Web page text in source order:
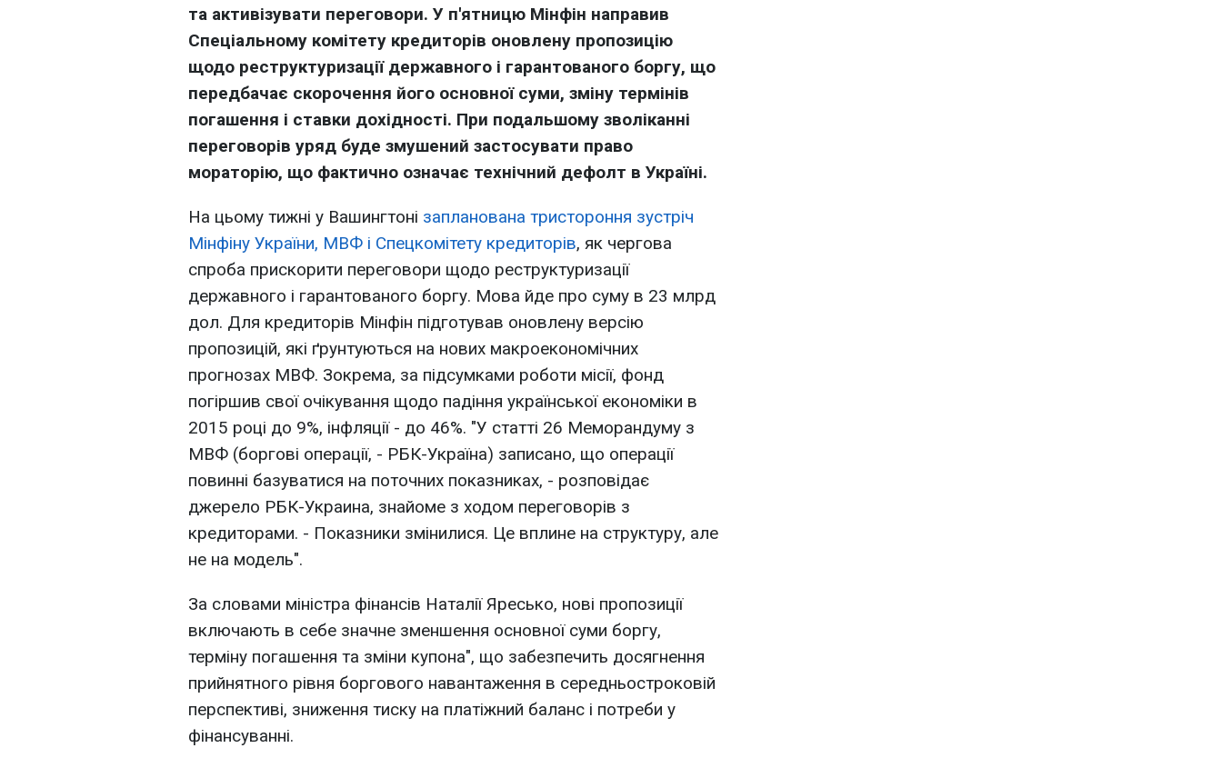
та активізувати переговори. У п'ятницю Мінфін направив
Спеціальному комітету кредиторів оновлену пропозицію
щодо реструктуризації державного і гарантованого боргу, що
передбачає скорочення його основної суми, зміну термінів
погашення і ставки дохідності. При подальшому зволіканні
переговорів уряд буде змушений застосувати право
мораторію, що фактично означає технічний дефолт в Україні.
На цьому тижні у Вашингтоні запланована тристороння зустріч
Мінфіну України, МВФ і Спецкомітету кредиторів, як чергова
спроба прискорити переговори щодо реструктуризації
державного і гарантованого боргу. Мова йде про суму в 23 млрд
дол. Для кредиторів Мінфін підготував оновлену версію
пропозицій, які ґрунтуються на нових макроекономічних
прогнозах МВФ. Зокрема, за підсумками роботи місії, фонд
погіршив свої очікування щодо падіння української економіки в
2015 році до 9%, інфляції - до 46%. "У статті 26 Меморандуму з
МВФ (боргові операції, - РБК-Україна) записано, що операції
повинні базуватися на поточних показниках, - розповідає
джерело РБК-Украина, знайоме з ходом переговорів з
кредиторами. - Показники змінилися. Це вплине на структуру, але
не на модель".
За словами міністра фінансів Наталії Яресько, нові пропозиції
включають в себе значне зменшення основної суми боргу,
терміну погашення та зміни купона", що забезпечить досягнення
прийнятного рівня боргового навантаження в середньостроковій
перспективі, зниження тиску на платіжний баланс і потреби у
фінансуванні.